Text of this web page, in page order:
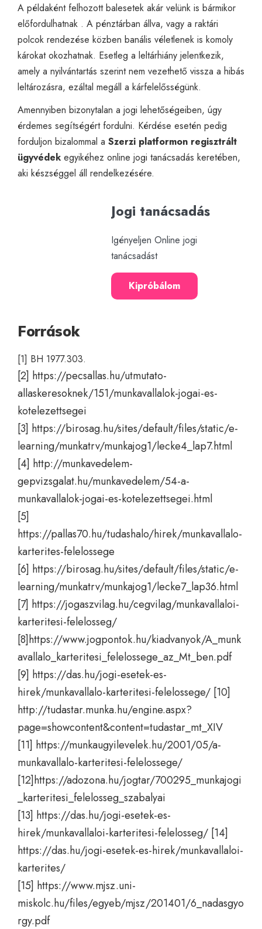
A példaként felhozott balesetek akár velünk is bármikor
előfordulhatnak . A pénztárban állva, vagy a raktári
polcok rendezése közben banális véletlenek is komoly
károkat okozhatnak. Esetleg a leltárhiány jelentkezik,
amely a nyilvántartás szerint nem vezethető vissza a hibás
leltározásra, ezáltal megáll a kárfelelősségünk.
Amennyiben bizonytalan a jogi lehetőségeiben, úgy
érdemes segítségért fordulni. Kérdése esetén pedig
forduljon bizalommal a Szerzi platformon regisztrált
ügyvédek egyikéhez online jogi tanácsadás keretében,
aki készséggel áll rendelkezésére.
Jogi tanácsadás
Igényeljen Online jogi
tanácsadást
Kipróbálom
Források
[1] BH 1977.303.
[2] https://pecsallas.hu/utmutato-
allaskeresoknek/151/munkavallalok-jogai-es-
kotelezettsegei
[3] https://birosag.hu/sites/default/files/static/e-
learning/munkatrv/munkajog1/lecke4_lap7.html
[4] http://munkavedelem-
gepvizsgalat.hu/munkavedelem/54-a-
munkavallalok-jogai-es-kotelezettsegei.html
[5]
https://pallas70.hu/tudashalo/hirek/munkavallalo-
karterites-felelossege
[6] https://birosag.hu/sites/default/files/static/e-
learning/munkatrv/munkajog1/lecke7_lap36.html
[7] https://jogaszvilag.hu/cegvilag/munkavallaloi-
karteritesi-felelosseg/
[8]https://www.jogpontok.hu/kiadvanyok/A_munk
avallalo_karteritesi_felelossege_az_Mt_ben.pdf
[9] https://das.hu/jogi-esetek-es-
hirek/munkavallalo-karteritesi-felelossege/ [10]
http://tudastar.munka.hu/engine.aspx?
page=showcontent&content=tudastar_mt_XIV
[11] https://munkaugyilevelek.hu/2001/05/a-
munkavallalo-karteritesi-felelossege/
[12]https://adozona.hu/jogtar/700295_munkajogi
_karteritesi_felelosseg_szabalyai
[13] https://das.hu/jogi-esetek-es-
hirek/munkavallaloi-karteritesi-felelosseg/ [14]
https://das.hu/jogi-esetek-es-hirek/munkavallaloi-
karterites/
[15] https://www.mjsz.uni-
miskolc.hu/files/egyeb/mjsz/201401/6_nadasgyo
rgy.pdf